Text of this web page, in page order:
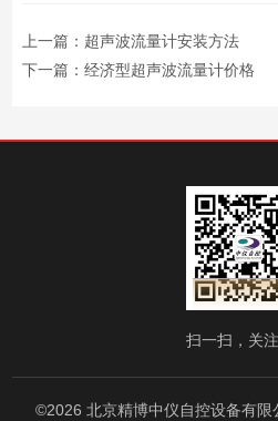
上一篇： 超声波流量计安装方法
下一篇： 经济型超声波流量计价格
扫一扫，关
©2026 北京精博中仪自控设备有限